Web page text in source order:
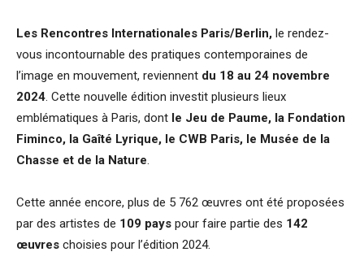
Les Rencontres Internationales Paris/Berlin, le rendez-
vous incontournable des pratiques contemporaines de
l’image en mouvement, reviennent du 18 au 24 novembre
2024. Cette nouvelle édition investit plusieurs lieux
emblématiques à Paris, dont le Jeu de Paume, la Fondation
Fiminco, la Gaîté Lyrique, le CWB Paris, le Musée de la
Chasse et de la Nature.
Cette année encore, plus de 5 762 œuvres ont été proposées
par des artistes de 109 pays pour faire partie des 142
œuvres choisies pour l’édition 2024.